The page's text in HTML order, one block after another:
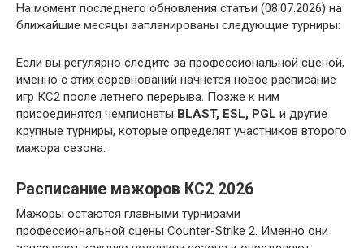
На момент последнего обновления статьи (08.07.2026) на
ближайшие месяцы запланированы следующие турниры:
Если вы регулярно следите за профессиональной сценой,
именно с этих соревнований начнется новое расписание
игр КС2 после летнего перерыва. Позже к ним
присоединятся чемпионаты BLAST, ESL, PGL и другие
крупные турниры, которые определят участников второго
мажора сезона.
Расписание мажоров КС2 2026
Мажоры остаются главными турнирами
профессиональной сцены Counter-Strike 2. Именно они